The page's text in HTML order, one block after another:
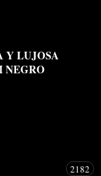
Y LUJOSA
NEGRO
2182